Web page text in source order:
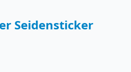
Seidensticker